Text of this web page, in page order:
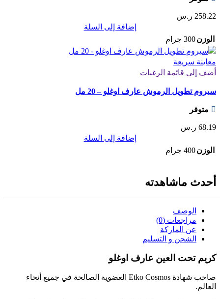
258.22 ر.س
إضافة إلى السلة
الوزن300 جرام
معاينة سريعة
أضف إلى قائمة الرغبات
سيروم تطويل الرموش عارف اوغلو – 20 مل
متوفر
68.19 ر.س
إضافة إلى السلة
الوزن400 جرام
أحدث ماشاهدته
الوصف
مراجعات (0)
عن الماركة
الشحن و التسليم
كريم تحت العين عارف اوغلو
صاحب شهادة Etko Cosmos العضوية الصالحة في جميع أنحاء
العالم.